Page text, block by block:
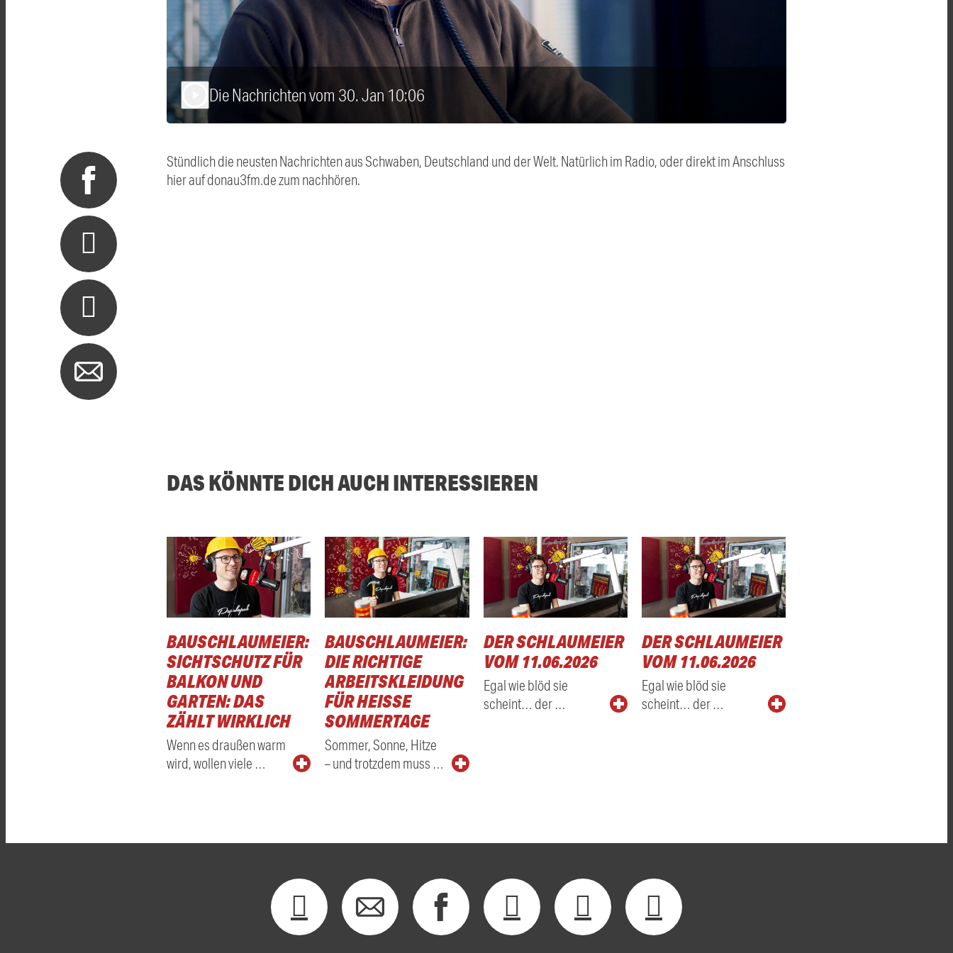
Die Nachrichten vom 30. Jan 10:06
Stündlich die neusten Nachrichten aus Schwaben, Deutschland und der Welt. Natürlich im Radio, oder direkt im Anschluss
hier auf donau3fm.de zum nachhören.
DAS KÖNNTE DICH AUCH INTERESSIEREN
BAUSCHLAUMEIER:
SICHTSCHUTZ FÜR
BALKON UND
GARTEN: DAS
ZÄHLT WIRKLICH
Wenn es draußen warm
wird, wollen viele …
BAUSCHLAUMEIER:
DIE RICHTIGE
ARBEITSKLEIDUNG
FÜR HEISSE S
OMMERTAGE
Sommer, Sonne, Hitze
– und trotzdem muss …
DER SCHLAUMEIER
VOM 11.06.2026
Egal wie blöd sie
scheint… der …
DER SCHLAUMEIER
VOM 11.06.2026
Egal wie blöd sie
scheint… der …